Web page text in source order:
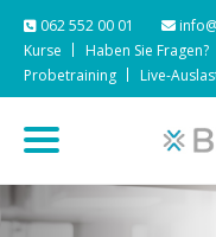
062 552 00 01
Kurse
Haben Sie Fragen?
Probetraining
Live-